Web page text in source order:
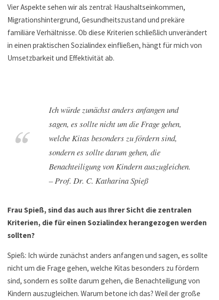
Vier Aspekte sehen wir als zentral: Haushaltseinkommen,
Migrationshintergrund, Gesundheitszustand und prekäre
familiäre Verhältnisse. Ob diese Kriterien schließlich unverändert
in einen praktischen Sozialindex einfließen, hängt für mich von
Umsetzbarkeit und Effektivität ab.
Ich würde zunächst anders anfangen und
sagen, es sollte nicht um die Frage gehen,
welche Kitas besonders zu fördern sind,
sondern es sollte darum gehen, die
Benachteiligung von Kindern auszugleichen.
– Prof. Dr. C. Katharina Spieß
Frau Spieß, sind das auch aus Ihrer Sicht die zentralen
Kriterien, die für einen Sozialindex herangezogen werden
sollten?
Spieß: Ich würde zunächst anders anfangen und sagen, es sollte
nicht um die Frage gehen, welche Kitas besonders zu fördern
sind, sondern es sollte darum gehen, die Benachteiligung von
Kindern auszugleichen. Warum betone ich das? Weil der große